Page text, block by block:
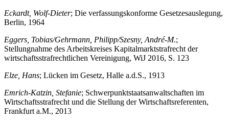
Eckardt, Wolf-Dieter; Die verfassungskonforme Gesetzesauslegung,
Berlin, 1964
Eggers, Tobias/Gehrmann, Philipp/Szesny, André-M.;
Stellungnahme des Arbeitskreises Kapitalmarktstrafrecht der
wirtschaftsstrafrechtlichen Vereinigung, WiJ 2016, S. 123
Elze, Hans; Lücken im Gesetz, Halle a.d.S., 1913
Emrich-Katzin, Stefanie; Schwerpunktstaatsanwaltschaften im
Wirtschaftsstrafrecht und die Stellung der Wirtschaftsreferenten,
Frankfurt a.M., 2013